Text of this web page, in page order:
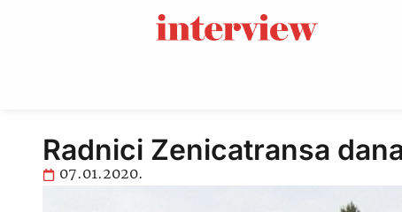
Radnici Zenicatransa
07.01.2020.